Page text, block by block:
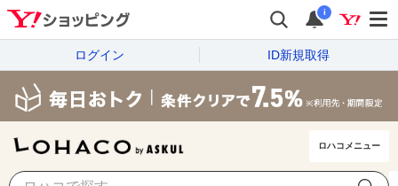
i
ログイン ID新規取得
ロハコメニュー